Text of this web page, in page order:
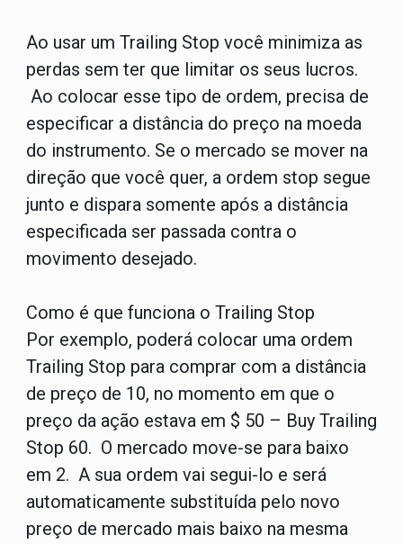
Ao usar um Trailing Stop você minimiza as
perdas sem ter que limitar os seus lucros.
Ao colocar esse tipo de ordem, precisa de
especificar a distância do preço na moeda
do instrumento. Se o mercado se mover na
direção que você quer, a ordem stop segue
junto e dispara somente após a distância
especificada ser passada contra o
movimento desejado.
Como é que funciona o Trailing Stop
Por exemplo, poderá colocar uma ordem
Trailing Stop para comprar com a distância
de preço de 10, no momento em que o
preço da ação estava em $ 50 – Buy Trailing
Stop 60. O mercado move-se para baixo
em 2. A sua ordem vai segui-lo e será
automaticamente substituída pelo novo
preço de mercado mais baixo na mesma